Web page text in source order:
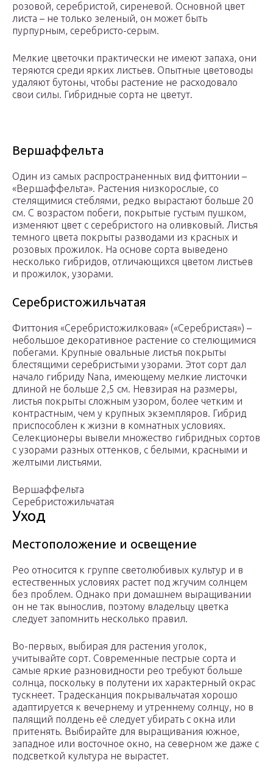
розовой, серебристой, сиреневой. Основной цвет
листа – не только зеленый, он может быть
пурпурным, серебристо-серым.
Мелкие цветочки практически не имеют запаха, они
теряются среди ярких листьев. Опытные цветоводы
удаляют бутоны, чтобы растение не расходовало
свои силы. Гибридные сорта не цветут.
Вершаффельта
Один из самых распространенных вид фиттонии –
«Вершаффельта». Растения низкорослые, со
стелящимися стеблями, редко вырастают больше 20
см. С возрастом побеги, покрытые густым пушком,
изменяют цвет с серебристого на оливковый. Листья
темного цвета покрыты разводами из красных и
розовых прожилок. На основе сорта выведено
несколько гибридов, отличающихся цветом листьев
и прожилок, узорами.
Серебристожильчатая
Фиттония «Серебристожилковая» («Серебристая») –
небольшое декоративное растение со стелющимися
побегами. Крупные овальные листья покрыты
блестящими серебристыми узорами. Этот сорт дал
начало гибриду Nana, имеющему мелкие листочки
длиной не больше 2,5 см. Невзирая на размеры,
листья покрыты сложным узором, более четким и
контрастным, чем у крупных экземпляров. Гибрид
приспособлен к жизни в комнатных условиях.
Селекционеры вывели множество гибридных сортов
с узорами разных оттенков, с белыми, красными и
желтыми листьями.
Вершаффельта
Серебристожильчатая
Уход
Местоположение и освещение
Рео относится к группе светолюбивых культур и в
естественных условиях растет под жгучим солнцем
без проблем. Однако при домашнем выращивании
он не так вынослив, поэтому владельцу цветка
следует запомнить несколько правил.
Во-первых, выбирая для растения уголок,
учитывайте сорт. Современные пестрые сорта и
самые яркие разновидности рео требуют больше
солнца, поскольку в полутени их характерный окрас
тускнеет. Традесканция покрывальчатая хорошо
адаптируется к вечернему и утреннему солнцу, но в
палящий полдень её следует убирать с окна или
притенять. Выбирайте для выращивания южное,
западное или восточное окно, на северном же даже с
подсветкой культура не вырастет.